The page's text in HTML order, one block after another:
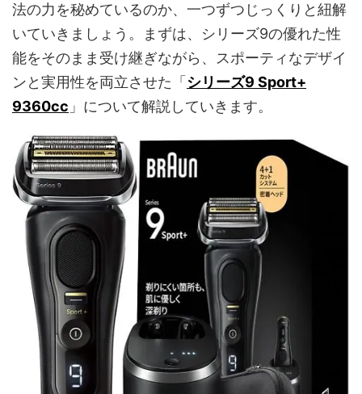
法の力を秘めているのか、一つずつじっくりと紐解
いていきましょう。まずは、シリーズ9の優れた性
能をそのまま受け継ぎながら、スポーティなデザイ
ンと実用性を両立させた「 シリーズ9 Sport+
9360cc 」について解説していきます。